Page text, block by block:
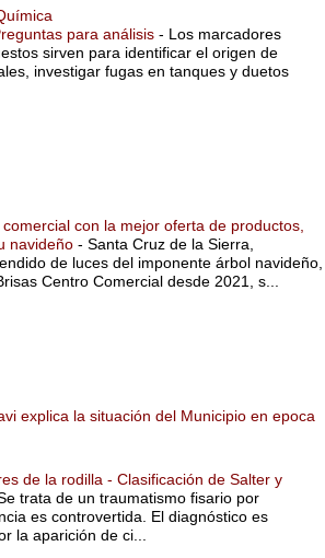
para análisis - Los marcadores
sirven para identificar el origen de
investigar fugas en tanques y duetos
con la mejor oferta de productos,
navideño - Santa Cruz de la Sierra,
de luces del imponente árbol navideño,
Centro Comercial desde 2021, s...
explica la situación del Municipio en epoca
de la rodilla - Clasificación de Salter y
trata de un traumatismo fisario por
es controvertida. El diagnóstico es
la aparición de ci...